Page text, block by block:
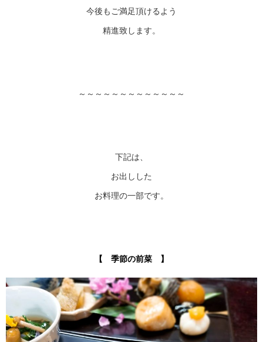
今後もご満足頂けるよう
精進致します。
～～～～～～～～～～～～～
下記は、
お出しした
お料理の一部です。
【 季節の前菜 】